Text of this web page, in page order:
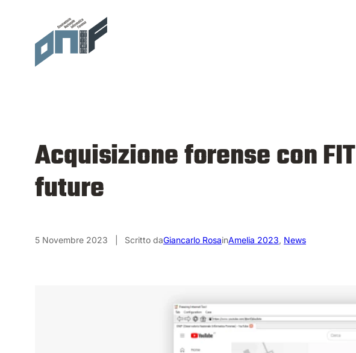
contenuto
Acquisizione forense con
future
5 Novembre 2023 Scritto daGiancarlo RosainAmelia 2023, News